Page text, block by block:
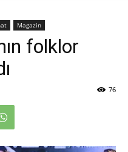
Magazin
folklor
76